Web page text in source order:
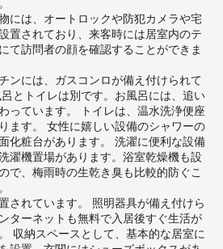
には、オートロックや防犯カメラや宅
置されており、来客時には居室内のテ
て訪問者の顔を確認することができま
ンには、ガスコンロが備え付けられて
とトイレは別です。お風呂には、追い
っています。 トイレは、温水洗浄便座
ます。 女性に嬉しい設備のシャワーの
化粧台があります。 洗濯に便利な設備
濯機置場があります。浴室乾燥機も設
で、梅雨時の生乾き臭も比較的防ぐこ
されています。 照明器具が備え付けら
ターネットも無料で入居後すぐ生活が
収納スペースとして、基本的な居室に